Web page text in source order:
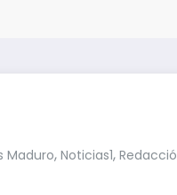
Maduro, Noticias1,